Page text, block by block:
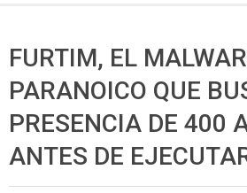
FURTIM, EL
PARANOICO QUE
PRESENCIA DE 400
ANTES DE